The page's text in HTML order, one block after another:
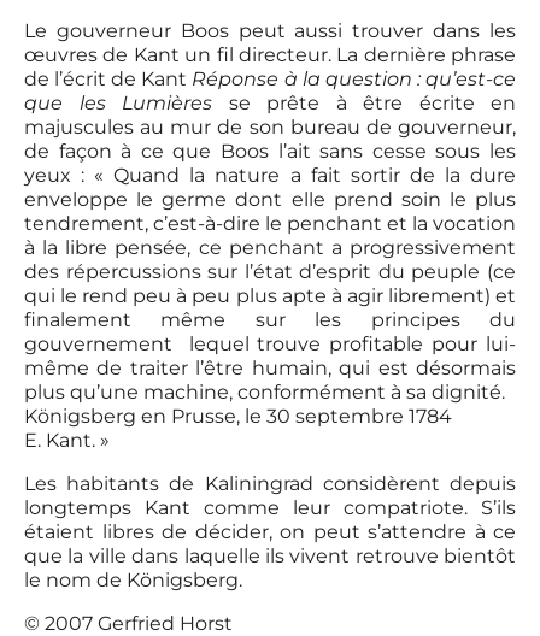
Le gouverneur Boos peut aussi trouver dans les
œuvres de Kant un fil directeur. La dernière phrase
de l’écrit de Kant Réponse à la question : qu’est-ce
que les Lumières se prête à être écrite en
majuscules au mur de son bureau de gouverneur,
de façon à ce que Boos l’ait sans cesse sous les
yeux : « Quand la nature a fait sortir de la dure
enveloppe le germe dont elle prend soin le plus
tendrement, c’est-à-dire le penchant et la vocation
à la libre pensée, ce penchant a progressivement
des répercussions sur l’état d’esprit du peuple (ce
qui le rend peu à peu plus apte à agir librement) et
finalement même sur les principes du
gouvernement lequel trouve profitable pour lui-
même de traiter l’être humain, qui est désormais
plus qu’une machine, conformément à sa dignité.
Königsberg en Prusse, le 30 septembre 1784
E. Kant. »
Les habitants de Kaliningrad considèrent depuis
longtemps Kant comme leur compatriote. S’ils
étaient libres de décider, on peut s’attendre à ce
que la ville dans laquelle ils vivent retrouve bientôt
le nom de Königsberg.
© 2007 Gerfried Horst